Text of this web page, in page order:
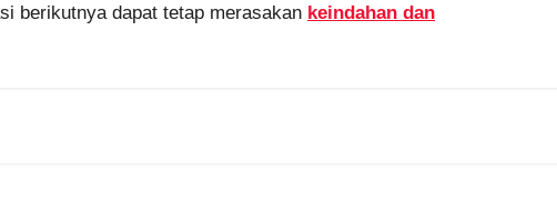
berikutnya dapat tetap merasakan keindahan dan